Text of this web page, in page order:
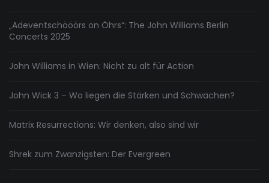
„Adeventschööörs on Öhrs“: The John Williams Berlin
Concerts 2025
John Williams in Wien: Nicht zu alt für Action
John Wick 3 – Wo liegen die Stärken und Schwächen?
Matrix Resurrections: Wir denken, also sind wir
Shrek zum Zwanzigsten: Der Evergreen